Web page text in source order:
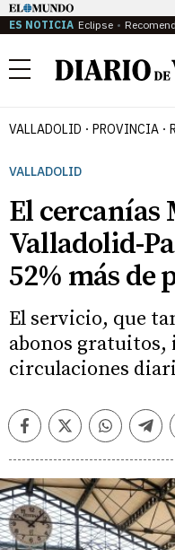
ES NOTICIA Eclipse
Menú
VALLADOLID PROVINCIA
VALLADOLID
El cercanías
Valladolid-
52% más de
El servicio, que
abonos gratuitos,
circulaciones
FacebookTwitterWhatsapp